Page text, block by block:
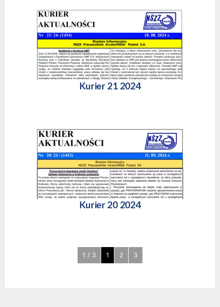
Kurier 21 2024
Kurier 20 2024
1 / 3 1 2 3